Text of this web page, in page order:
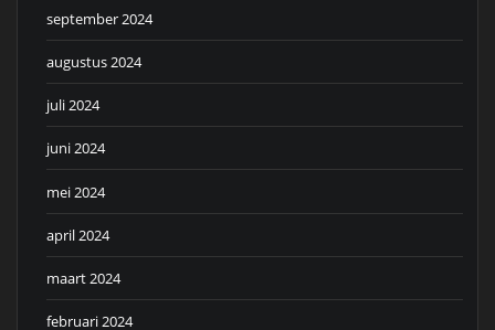
september 2024
augustus 2024
juli 2024
juni 2024
mei 2024
april 2024
maart 2024
februari 2024